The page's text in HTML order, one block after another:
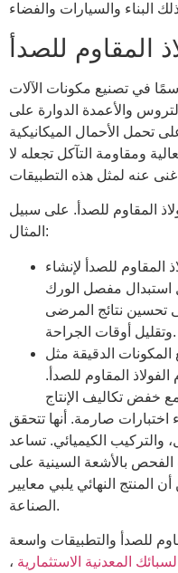
المقاوم للصدأ
في تصنيع مكونات الآلات
والأعمدة الدوارة على
تحمل الأحمال الميكانيكية
ومقاومة التآكل تجعله لا
المقاوم للصدأ. على سبيل
المثال:
المقاوم للصدأ لإنشاء
مفصل الورك
تحسين نتائج المرضى
وتقليل أوقات الجراحة.
المكونات الدقيقة مثل
المقاوم للصدأ.
صارمة. أنها تتحقق
والتركيب الكيميائي. تساعد
الفحص بالأشعة السينية على
المنتج النهائي يلبي معايير
الصناعة.
للصدأ والتطبيقات واسعة
المعدنية الاستثمارية ،